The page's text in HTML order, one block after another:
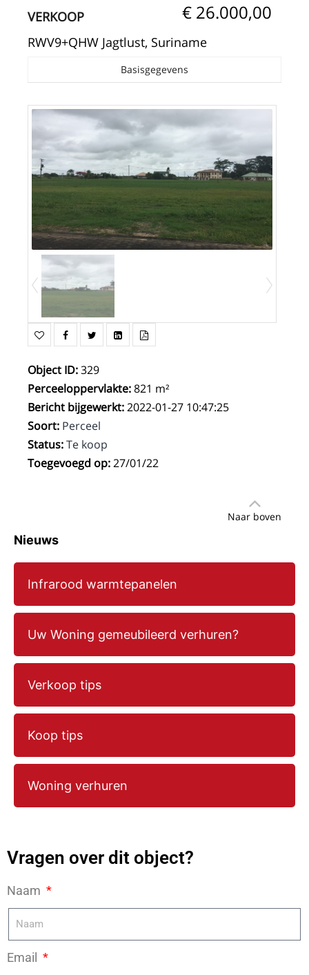
VERKOOP € 26.000,00
RWV9+QHW Jagtlust, Suriname
Basisgegevens
Object ID:329
Perceeloppervlakte:821 m²
Bericht bijgewerkt:2022-01-27 10:47:25
Soort: Perceel
Status:Te koop
Toegevoegd op:27/01/22
Naar boven
Nieuws
Infrarood warmtepanelen
Uw Woning gemeubileerd verhuren?
Verkoop tips
Koop tips
Woning verhuren
Vragen over dit object?
Naam
Email